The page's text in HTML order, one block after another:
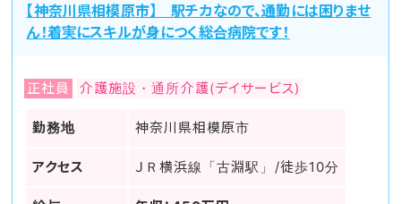
【神奈川県相模原市】 駅チカなので、通勤には困りませ
ん！着実にスキルが身につく総合病院です！
正社員 介護施設・通所介護(デイサービス)
勤務地 神奈川県相模原市
アクセス ＪＲ横浜線「古淵駅」/徒歩10分